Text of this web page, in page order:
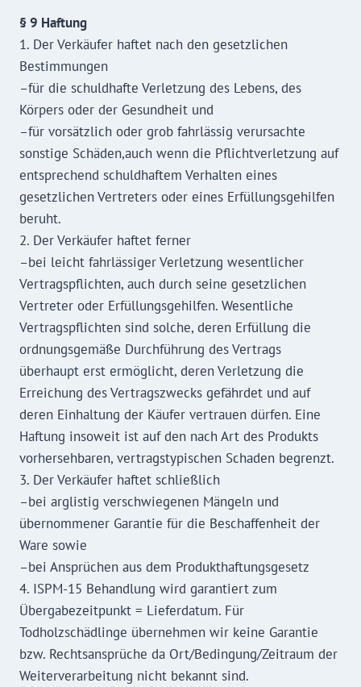
§ 9 Haftung
1. Der Verkäufer haftet nach den gesetzlichen
Bestimmungen
–für die schuldhafte Verletzung des Lebens, des
Körpers oder der Gesundheit und
–für vorsätzlich oder grob fahrlässig verursachte
sonstige Schäden,auch wenn die Pflichtverletzung auf
entsprechend schuldhaftem Verhalten eines
gesetzlichen Vertreters oder eines Erfüllungsgehilfen
beruht.
2. Der Verkäufer haftet ferner
–bei leicht fahrlässiger Verletzung wesentlicher
Vertragspflichten, auch durch seine gesetzlichen
Vertreter oder Erfüllungsgehilfen. Wesentliche
Vertragspflichten sind solche, deren Erfüllung die
ordnungsgemäße Durchführung des Vertrags
überhaupt erst ermöglicht, deren Verletzung die
Erreichung des Vertragszwecks gefährdet und auf
deren Einhaltung der Käufer vertrauen dürfen. Eine
Haftung insoweit ist auf den nach Art des Produkts
vorhersehbaren, vertragstypischen Schaden begrenzt.
3. Der Verkäufer haftet schließlich
–bei arglistig verschwiegenen Mängeln und
übernommener Garantie für die Beschaffenheit der
Ware sowie
–bei Ansprüchen aus dem Produkthaftungsgesetz
4. ISPM-15 Behandlung wird garantiert zum
Übergabezeitpunkt = Lieferdatum. Für
Todholzschädlinge übernehmen wir keine Garantie
bzw. Rechtsansprüche da Ort/Bedingung/Zeitraum der
Weiterverarbeitung nicht bekannt sind.